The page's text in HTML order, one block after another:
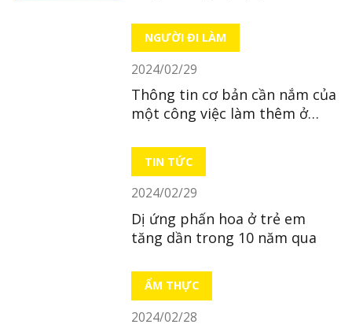
NGƯỜI ĐI LÀM
2024/02/29
Thông tin cơ bản cần nắm của
một công việc làm thêm ở
TIN TỨC
2024/02/29
Dị ứng phấn hoa ở trẻ em
tăng dần trong 10 năm qua
ẨM THỰC
2024/02/28